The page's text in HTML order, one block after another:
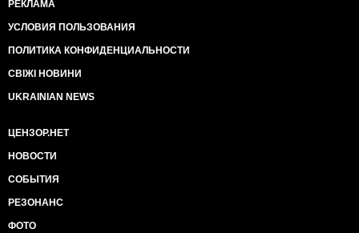
РЕКЛАМА
УСЛОВИЯ ПОЛЬЗОВАНИЯ
ПОЛИТИКА КОНФИДЕНЦИАЛЬНОСТИ
СВІЖІ НОВИНИ
UKRAINIAN NEWS
ЦЕНЗОР.НЕТ
НОВОСТИ
СОБЫТИЯ
РЕЗОНАНС
ФОТО